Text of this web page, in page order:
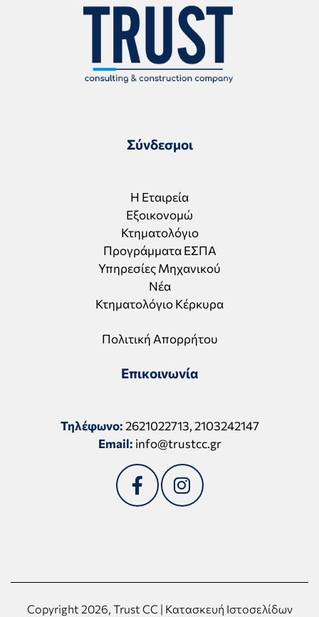
Σύνδεσμοι
Η Εταιρεία
Εξοικονομώ
Κτηματολόγιο
Προγράμματα ΕΣΠΑ
Υπηρεσίες Μηχανικού
Νέα
Κτηματολόγιο Κέρκυρα
Πολιτική Απορρήτου
Επικοινωνία
Τηλέφωνο:2621022713,2103242147
Email: info@trustcc.gr
Copyright 2026, Trust CC | Κατασκευή Ιστοσελίδων